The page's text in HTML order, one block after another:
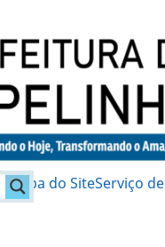
Mapa do SiteServiço